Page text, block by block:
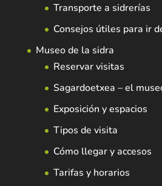
Transporte a sidrerías
Consejos útiles para ir
Museo de la sidra
Reservar visitas
Sagardoetxea – el
Exposición y espacios
Tipos de visita
Cómo llegar y accesos
Tarifas y horarios